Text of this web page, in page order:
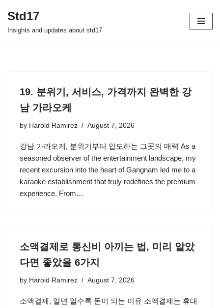
Skip
Std17
Insights and updates about std17
19. 분위기, 서비스, 가격까지 완벽한 강
남 가라오케
by Harold Ramirez August 7, 2026
강남 가라오케, 분위기부터 압도하는 그곳의 매력 As a
seasoned observer of the entertainment landscape, my
recent excursion into the heart of Gangnam led me to a
karaoke establishment that truly redefines the premium
experience. From…
소액결제로 통신비 아끼는 법, 미리 알았
다면 좋았을 6가지
by Harold Ramirez August 7, 2026
소액결제, 알면 알수록 돈이 되는 이유 소액결제는 휴대